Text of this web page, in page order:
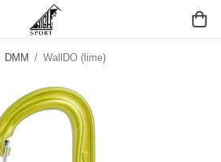
DMM / WallDO (lime)